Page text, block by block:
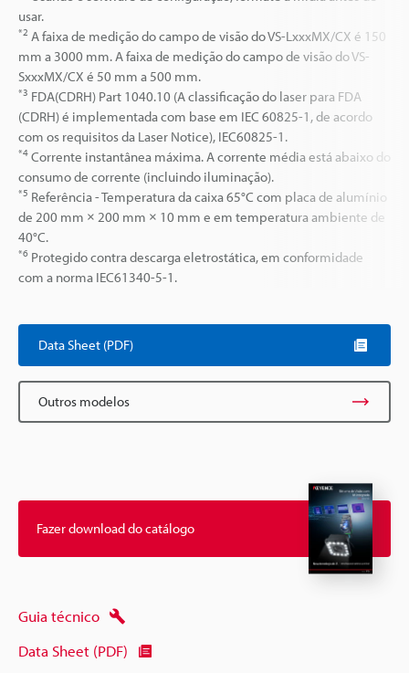
usar.
*2 A faixa de medição do campo de visão do VS-LxxxMX/CX é 150
mm a 3000 mm. A faixa de medição do campo de visão do VS-
SxxxMX/CX é 50 mm a 500 mm.
*3 FDA(CDRH) Part 1040.10 (A classificação do laser para FDA
(CDRH) é implementada com base em IEC 60825-1, de acordo
com os requisitos da Laser Notice), IEC60825-1.
*4 Corrente instantânea máxima. A corrente média está abaixo do
consumo de corrente (incluindo iluminação).
*5 Referência - Temperatura da caixa 65°C com placa de alumínio
de 200 mm × 200 mm × 10 mm e em temperatura ambiente de
40°C.
*6 Protegido contra descarga eletrostática, em conformidade
com a norma IEC61340-5-1.
Data Sheet (PDF)
Outros modelos
Fazer download do catálogo
Guia técnico
Data Sheet (PDF)